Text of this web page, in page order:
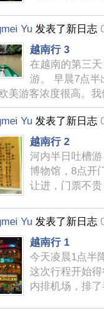
Yu 发表了新日志
越南行 3
在越南的第三
游。 早晨7点半
美游客浓度很高。
Yu 发表了新日志
越南行 2
河内半日吐槽
博物馆，8点开
让进，门票不
Yu 发表了新日志
越南行 1
今天凌晨1点半
这次行程开始
内排机场，排